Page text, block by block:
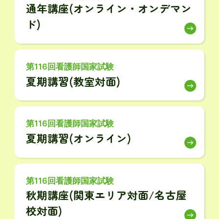
通年講座(オンライン・オンデマン
ド)
第116回看護師国家試験
夏期講習(教室対面)
第116回看護師国家試験
夏期講習(オンライン)
第116回看護師国家試験
秋期講座(関東エリア対面/名古屋
校対面)